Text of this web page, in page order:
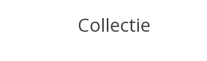
Collectie